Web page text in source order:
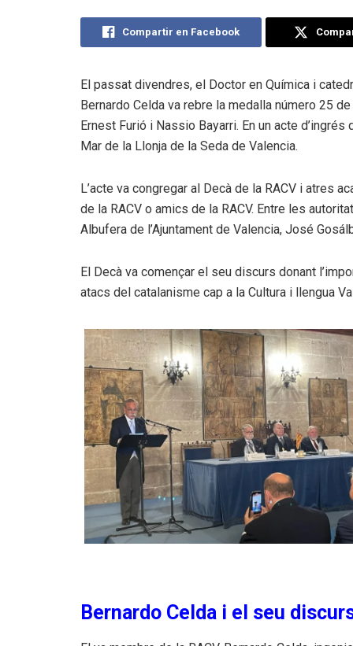
Compartir en Facebook
El passat divendres, el Doctor en Química i
Bernardo Celda va rebre la medalla número 25
Ernest Furió i Nassio Bayarri. En un acte
Mar de la Llonja de la Seda de Valencia.
L’acte va congregar al Decà de la RACV i atres
de la RACV o amics de la RACV. Entre les
Albufera de l’Ajuntament de Valencia, José
El Decà va començar el seu discurs donant
atacs del catalanisme cap a la Cultura i llengua
Bernardo Celda i el seu